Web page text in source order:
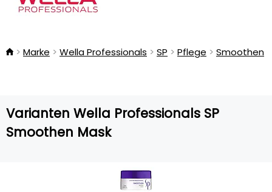
Marke Wella Professionals SP Pflege Smoothen
Varianten Wella Professionals SP
Smoothen Mask